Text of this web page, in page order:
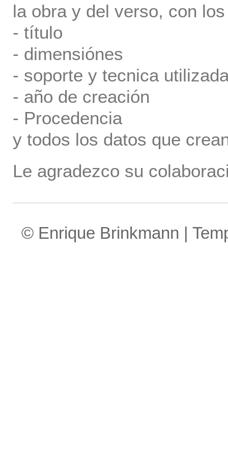
la obra y del verso, con
- título
- dimensiónes
- soporte y tecnica
- año de creación
- Procedencia
y todos los datos que
Le agradezco su
© Enrique Brinkmann |